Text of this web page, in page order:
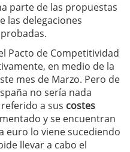
parte de las propuestas
las delegaciones
Pacto de Competitividad
en medio de la
mes de Marzo. Pero de
no sería nada
a sus costes
y se encuentran
euro lo viene sucediendo
llevar a cabo el